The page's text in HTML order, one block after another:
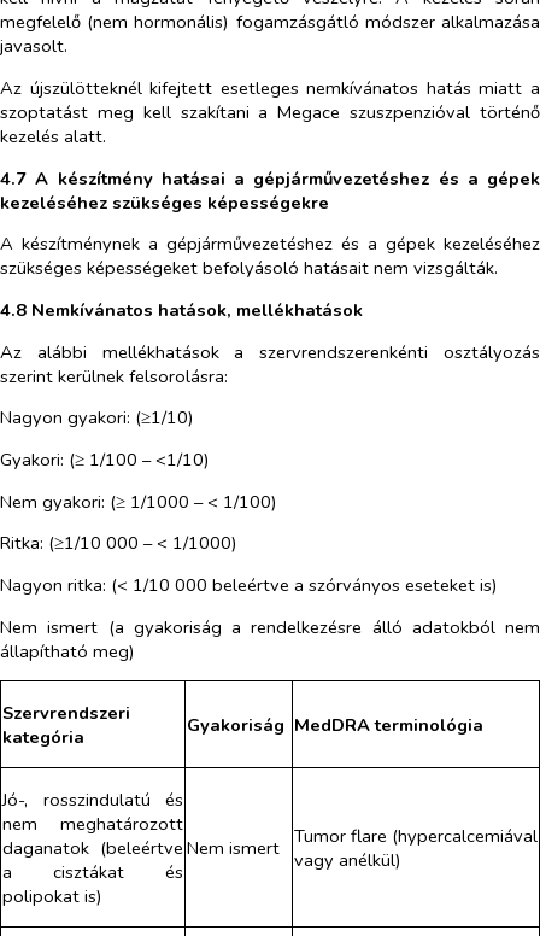
megfelelő (nem hormonális) fogamzásgátló módszer alkalmazása
javasolt.
Az újszülötteknél kifejtett esetleges nemkívánatos hatás miatt a
szoptatást meg kell szakítani a Megace szuszpenzióval történő
kezelés alatt.
4.7 A készítmény hatásai a gépjárművezetéshez és a gépek
kezeléséhez szükséges képességekre
A készítménynek a gépjárművezetéshez és a gépek kezeléséhez
szükséges képességeket befolyásoló hatásait nem vizsgálták.
4.8 Nemkívánatos hatások, mellékhatások
Az alábbi mellékhatások a szervrendszerenkénti osztályozás
szerint kerülnek felsorolásra:
Nagyon gyakori: (≥1/10)
Gyakori: (≥ 1/100 – <1/10)
Nem gyakori: (≥ 1/1000 – < 1/100)
Ritka: (≥1/10 000 – < 1/1000)
Nagyon ritka: (< 1/10 000 beleértve a szórványos eseteket is)
Nem ismert (a gyakoriság a rendelkezésre álló adatokból nem
állapítható meg)
Szervrendszeri
kategória
Gyakoriság MedDRA terminológia
Jó-, rosszindulatú és
nem meghatározott
daganatok (beleértve
a cisztákat és
polipokat is)
Nem ismert Tumor flare (hypercalcemiával
vagy anélkül)